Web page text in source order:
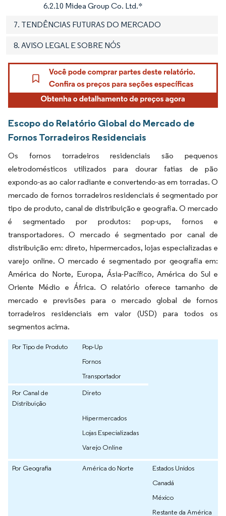
6.2.10 Midea Group Co. Ltd.*
7. TENDÊNCIAS FUTURAS DO MERCADO
8. AVISO LEGAL E SOBRE NÓS
Escopo do Relatório Global do Mercado de
Fornos Torradeiros Residenciais
Os fornos torradeiros residenciais são pequenos
eletrodomésticos utilizados para dourar fatias de pão
expondo-as ao calor radiante e convertendo-as em torradas. O
mercado de fornos torradeiros residenciais é segmentado por
tipo de produto, canal de distribuição e geografia. O mercado
é segmentado por produtos: pop-ups, fornos e
transportadores. O mercado é segmentado por canal de
distribuição em: direto, hipermercados, lojas especializadas e
varejo online. O mercado é segmentado por geografia em:
América do Norte, Europa, Ásia-Pacífico, América do Sul e
Oriente Médio e África. O relatório oferece tamanho de
mercado e previsões para o mercado global de fornos
torradeiros residenciais em valor (USD) para todos os
segmentos acima.
Por Tipo de Produto
Pop-Up
Fornos
Transportador
Por Canal de
Distribuição
Direto
Hipermercados
Lojas Especializadas
Varejo Online
Por Geografia América do Norte
Estados Unidos
Canadá
México
Restante da América